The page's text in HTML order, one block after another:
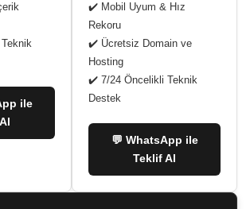
ile
✔️ Mobil Uyum & Hız
Rekoru
✔️ Ücretsiz Domain ve
Hosting
✔️ 7/24 Öncelikli Teknik
Destek
💬 WhatsApp ile
Teklif Al